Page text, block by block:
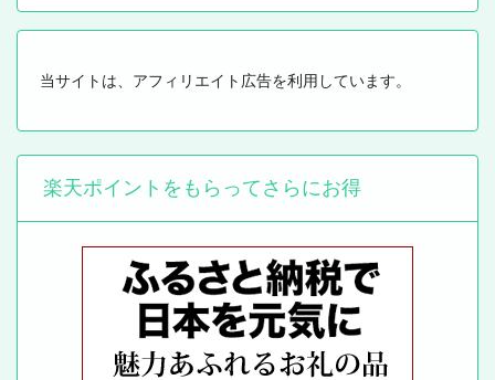
当サイトは、アフィリエイト広告を利用しています。
楽天ポイントをもらってさらにお得